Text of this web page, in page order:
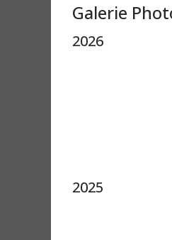
Galerie
2026
2025